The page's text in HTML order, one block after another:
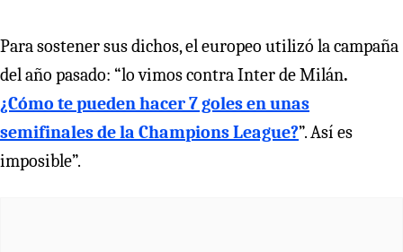
Para sostener sus dichos, el europeo utilizó la campaña
del año pasado: “lo vimos contra Inter de Milán.
¿Cómo te pueden hacer 7 goles en unas
semifinales de la Champions League?”. Así es
imposible”.